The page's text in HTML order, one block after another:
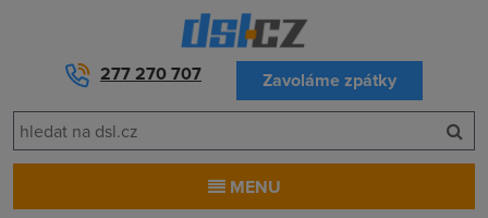
277 270 707 Zavoláme zpátky
MENU